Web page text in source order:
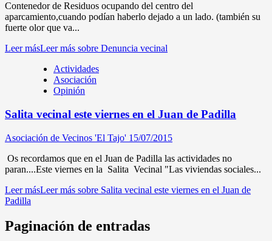
Contenedor de Residuos ocupando del centro del
aparcamiento,cuando podían haberlo dejado a un lado. (también su
fuerte olor que va...
Leer másLeer más sobre Denuncia vecinal
Actividades
Asociación
Opinión
Salita vecinal este viernes en el Juan de Padilla
Asociación de Vecinos 'El Tajo' 15/07/2015
Os recordamos que en el Juan de Padilla las actividades no
paran....Este viernes en la Salita Vecinal "Las viviendas sociales...
Leer másLeer más sobre Salita vecinal este viernes en el Juan de
Padilla
Paginación de entradas